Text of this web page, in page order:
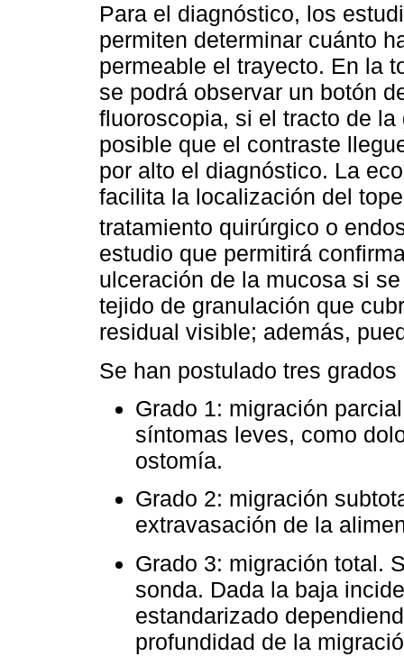
Para el diagnóstico, los
permiten determinar cuánto
permeable el trayecto. En la
se podrá observar un botón
fluoroscopia, si el tracto de
posible que el contraste
por alto el diagnóstico. La
facilita la localización del
tratamiento quirúrgico o
estudio que permitirá
ulceración de la mucosa si
tejido de granulación que
residual visible; además,
Se han postulado tres
Grado 1: migración
síntomas leves, como
ostomía.
Grado 2: migración
extravasación de la
Grado 3: migración total.
sonda. Dada la baja
estandarizado
profundidad de la